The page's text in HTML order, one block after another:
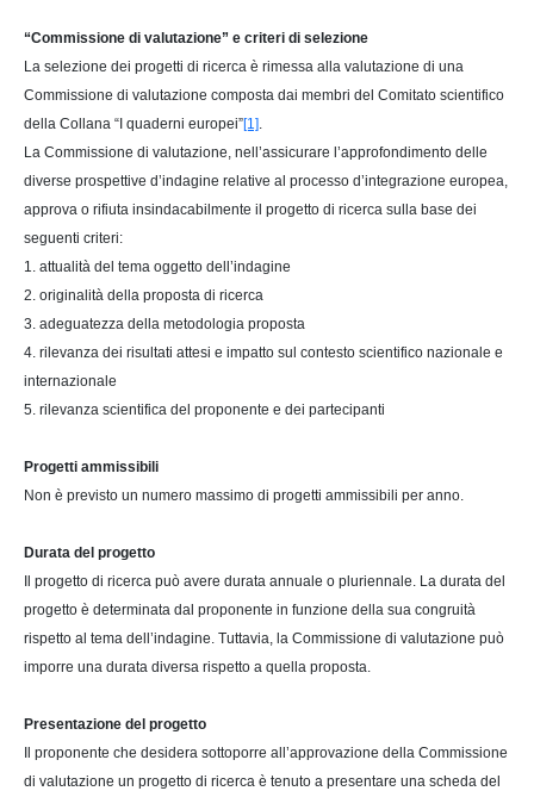
“Commissione di valutazione” e criteri di selezione
La selezione dei progetti di ricerca è rimessa alla valutazione di una
Commissione di valutazione composta dai membri del Comitato scientifico
della Collana “I quaderni europei”[1].
La Commissione di valutazione, nell’assicurare l’approfondimento delle
diverse prospettive d’indagine relative al processo d’integrazione europea,
approva o rifiuta insindacabilmente il progetto di ricerca sulla base dei
seguenti criteri:
1. attualità del tema oggetto dell’indagine
2. originalità della proposta di ricerca
3. adeguatezza della metodologia proposta
4. rilevanza dei risultati attesi e impatto sul contesto scientifico nazionale e
internazionale
5. rilevanza scientifica del proponente e dei partecipanti
Progetti ammissibili
Non è previsto un numero massimo di progetti ammissibili per anno.
Durata del progetto
Il progetto di ricerca può avere durata annuale o pluriennale. La durata del
progetto è determinata dal proponente in funzione della sua congruità
rispetto al tema dell’indagine. Tuttavia, la Commissione di valutazione può
imporre una durata diversa rispetto a quella proposta.
Presentazione del progetto
Il proponente che desidera sottoporre all’approvazione della Commissione
di valutazione un progetto di ricerca è tenuto a presentare una scheda del